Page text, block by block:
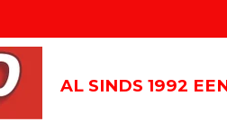
AL SINDS 1992